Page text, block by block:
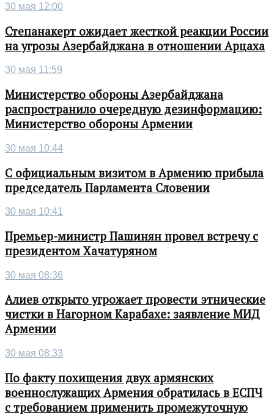
30 мая 12:00
Степанакерт ожидает жесткой реакции России
на угрозы Азербайджана в отношении Арцаха
30 мая 11:59
Министерство обороны Азербайджана
распространило очередную дезинформацию:
Министерство обороны Армении
30 мая 10:44
С официальным визитом в Армению прибыла
председатель Парламента Словении
30 мая 10:41
Премьер-министр Пашинян провел встречу с
президентом Хачатуряном
30 мая 08:36
Алиев открыто угрожает провести этнические
чистки в Нагорном Карабахе: заявление МИД
Армении
30 мая 08:33
По факту похищения двух армянских
военнослужащих Армения обратилась в ЕСПЧ
с требованием применить промежуточную